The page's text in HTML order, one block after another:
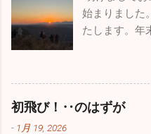
トからお招
が行ってきま
地祭と違って
す。普通に
幸せです。 那
いですが元気
分もなぜだが
せんが、休
今回はワンコ
た。平日は朝
始まりました
たします。年
お休みを頂
た。 昨年末
等が猛威を
っていること
初飛び！‥のはずが
- 1月 19, 2026